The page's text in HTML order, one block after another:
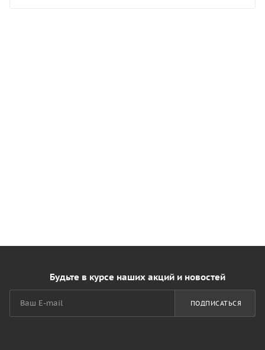
Будьте в курсе наших акций и новостей
ПОДПИСАТЬСЯ